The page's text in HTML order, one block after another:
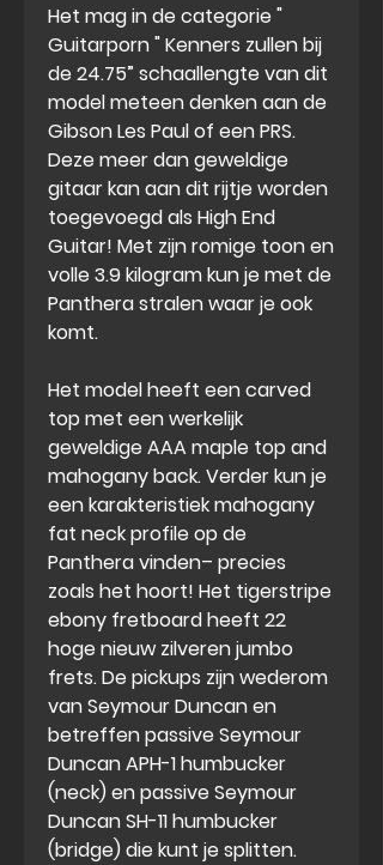
Het mag in de categorie "
Guitarporn "Kenners zullen bij
de 24.75” schaallengte van dit
model meteen denken aan de
Gibson Les Paul of een PRS.
Deze meer dan geweldige
gitaar kan aan dit rijtje worden
toegevoegd als High End
Guitar! Met zijn romige toon en
volle 3.9 kilogram kun je met de
Panthera stralen waar je ook
komt.
Het model heeft een carved
top met een werkelijk
geweldige AAA maple top and
mahogany back. Verder kun je
een karakteristiek mahogany
fat neckprofile op de
Panthera vinden– precies
zoals het hoort! Het tigerstripe
ebony fretboard heeft 22
hoge nieuw zilveren jumbo
frets. De pickups zijn wederom
van Seymour Duncan en
betreffen passive Seymour
Duncan APH-1 humbucker
(neck) en passive Seymour
Duncan SH-11 humbucker
(bridge)die kunt je splitten.